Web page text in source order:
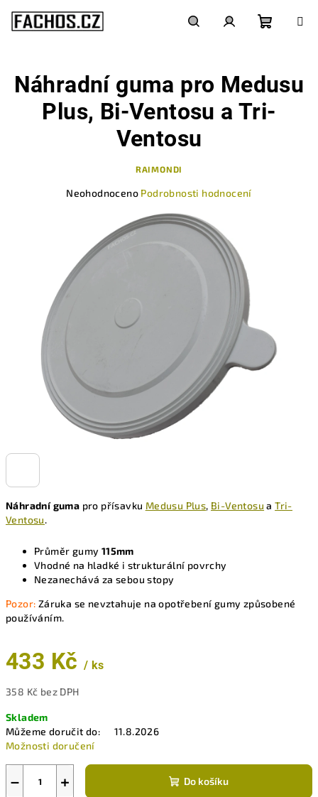
obsah
košík
Náhradní guma pro přísavku Medusu Plus, Bi-Ventosu aTri-
Ventosu.
Průměr gumy 115mm
Vhodné na hladké i strukturální povrchy
Nezanechává za sebou stopy
Pozor: Záruka se nevztahuje na opotřebení gumy způsobené
používáním.
433 Kč / ks
358 Kč bez DPH
cena:
Skladem
Můžeme doručit do:
11.8.2026
Možnosti doručení
+
− Do košíku
Náhradní guma pro Medusu
Plus, Bi-Ventosu a Tri-
Ventosu
RAIMONDI
hvězdiček.
Neohodnoceno Podrobnosti hodnocení